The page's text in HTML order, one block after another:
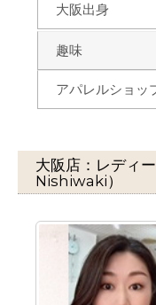
大阪出身
趣味
アパレルショッ
大阪店：レデ
Nishiwaki）